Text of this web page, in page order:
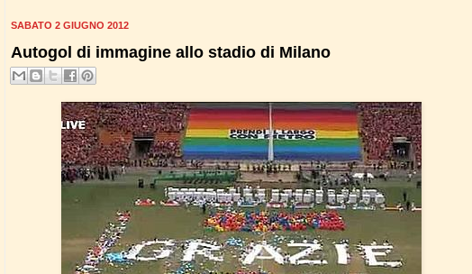
SABATO 2 GIUGNO 2012
Autogol di immagine allo stadio di Milano